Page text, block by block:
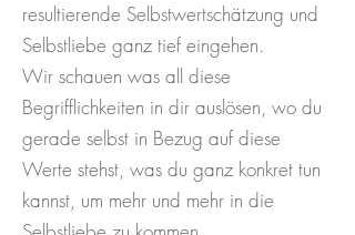
resultierende Selbstwertschätzung und
Selbstliebe ganz tief eingehen.
Wir schauen was all diese
Begrifflichkeiten in dir auslösen, wo du
gerade selbst in Bezug auf diese
Werte stehst, was du ganz konkret tun
kannst, um mehr und mehr in die